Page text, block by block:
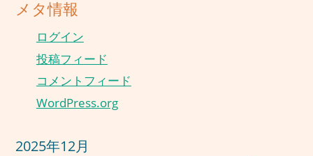
立
メタ情報
ログイン
投稿フィード
コメントフィード
WordPress.org
2025年12月